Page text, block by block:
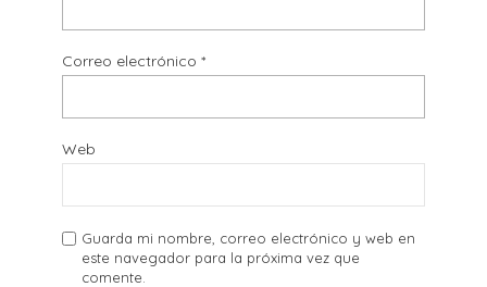
Correo electrónico *
Web
Guarda mi nombre, correo electrónico y web en
este navegador para la próxima vez que
comente.